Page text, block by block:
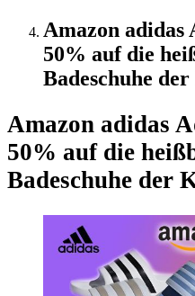
Amazon adidas
50% auf die
Badeschuhe
Amazon adidas
50% auf die
Badeschuhe der